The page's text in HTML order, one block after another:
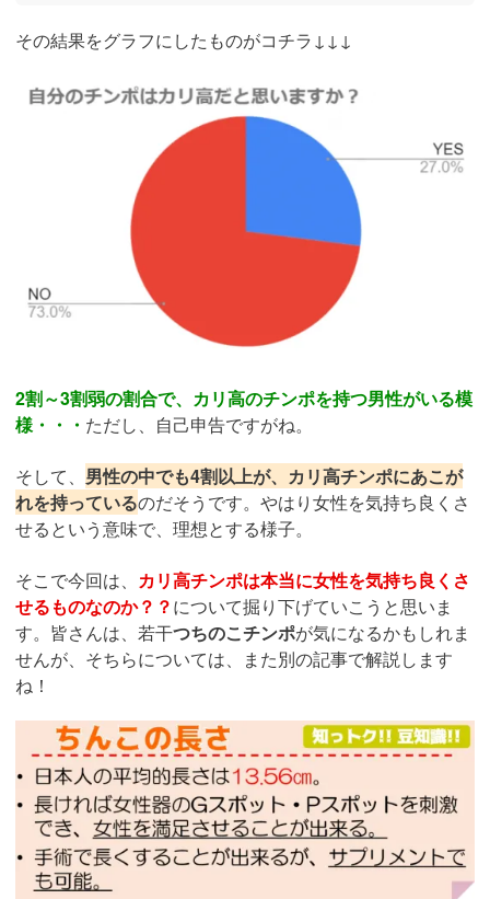
その結果をグラフにしたものがコチラ↓↓↓
2割～3割弱の割合で、カリ高のチンポを持つ男性がいる模
様・・・ ただし、自己申告ですがね。
そして、 男性の中でも4割以上が、カリ高チンポにあこが
れを持っているのだそうです。やはり女性を気持ち良くさ
せるという意味で、理想とする様子。
そこで今回は、 カリ高チンポは本当に女性を気持ち良くさ
せるものなのか？？について掘り下げていこうと思いま
す。皆さんは、若干つちのこチンポが気になるかもしれま
せんが、そちらについては、また別の記事で解説します
ね！